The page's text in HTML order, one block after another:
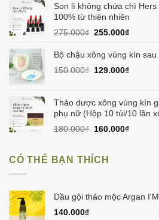
Son lì không chứa chì
100% từ thiên nhiên
275.000₫ Giá
là:
255.000₫Giá
tại
Bộ chậu xông vùng kín sau
150.000₫ Giá
150.000₫.
129.000₫Giá
là:
Thảo dược xông vùng kín
phụ nữ (Hộp 10 túi/10 lần
180.000₫ Giá
180.000₫.
160.000₫Giá
CÓ THỂ BẠN THÍCH
Dầu gội thảo mộc Argan
140.000₫